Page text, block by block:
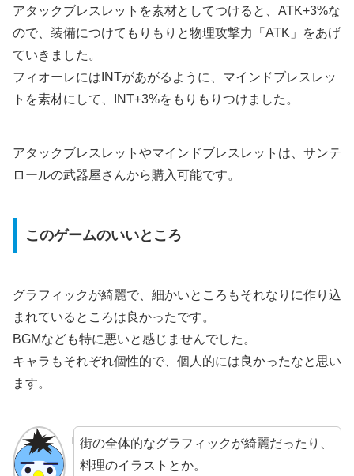
アタックブレスレットを素材としてつけると、ATK+3%な
ので、装備につけてもりもりと物理攻撃力「ATK」をあげ
ていきました。
フィオーレにはINTがあがるように、マインドブレスレッ
トを素材にして、INT+3%をもりもりつけました。
アタックブレスレットやマインドブレスレットは、サンテ
ロールの武器屋さんから購入可能です。
このゲームのいいところ
グラフィックが綺麗で、細かいところもそれなりに作り込
まれているところは良かったです。
BGMなども特に悪いと感じませんでした。
キャラもそれぞれ個性的で、個人的には良かったなと思い
ます。
街の全体的なグラフィックが綺麗だったり、
料理のイラストとか。